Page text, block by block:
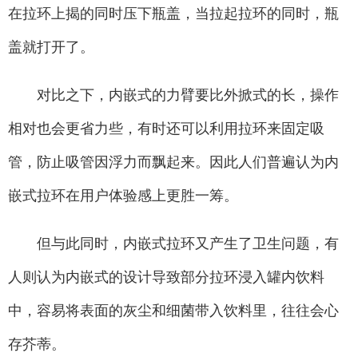
在拉环上揭的同时压下瓶盖，当拉起拉环的同时，瓶
盖就打开了。
对比之下，内嵌式的力臂要比外掀式的长，操作
相对也会更省力些，有时还可以利用拉环来固定吸
管，防止吸管因浮力而飘起来。因此人们普遍认为内
嵌式拉环在用户体验感上更胜一筹。
但与此同时，内嵌式拉环又产生了卫生问题，有
人则认为内嵌式的设计导致部分拉环浸入罐内饮料
中，容易将表面的灰尘和细菌带入饮料里，往往会心
存芥蒂。